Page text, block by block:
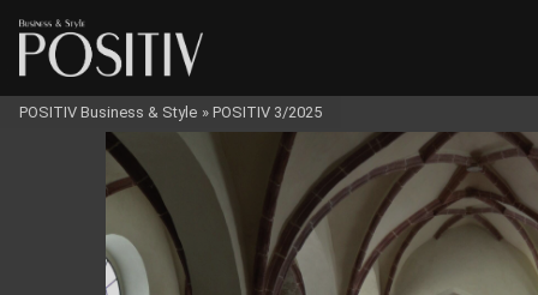
STYL
POSITIV Business & Style » POSITIV 3/2025